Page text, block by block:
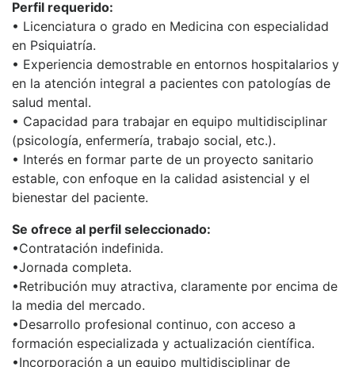
Perfil requerido:
• Licenciatura o grado en Medicina con especialidad
en Psiquiatría.
• Experiencia demostrable en entornos hospitalarios y
en la atención integral a pacientes con patologías de
salud mental.
• Capacidad para trabajar en equipo multidisciplinar
(psicología, enfermería, trabajo social, etc.).
• Interés en formar parte de un proyecto sanitario
estable, con enfoque en la calidad asistencial y el
bienestar del paciente.
Se ofrece al perfil seleccionado:
•Contratación indefinida.
•Jornada completa.
•Retribución muy atractiva, claramente por encima de
la media del mercado.
•Desarrollo profesional continuo, con acceso a
formación especializada y actualización científica.
•Incorporación a un equipo multidisciplinar de